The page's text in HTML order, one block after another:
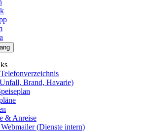
Brand, Havarie)
& Anreise
(Dienste intern)